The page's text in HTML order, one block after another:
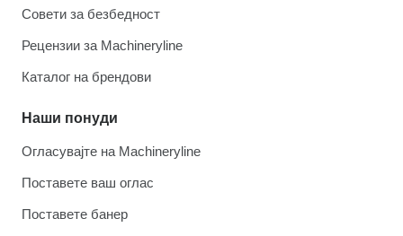
Совети за безбедност
Рецензии за Machineryline
Каталог на брендови
Наши понуди
Огласувајте на Machineryline
Поставете ваш оглас
Поставете банер